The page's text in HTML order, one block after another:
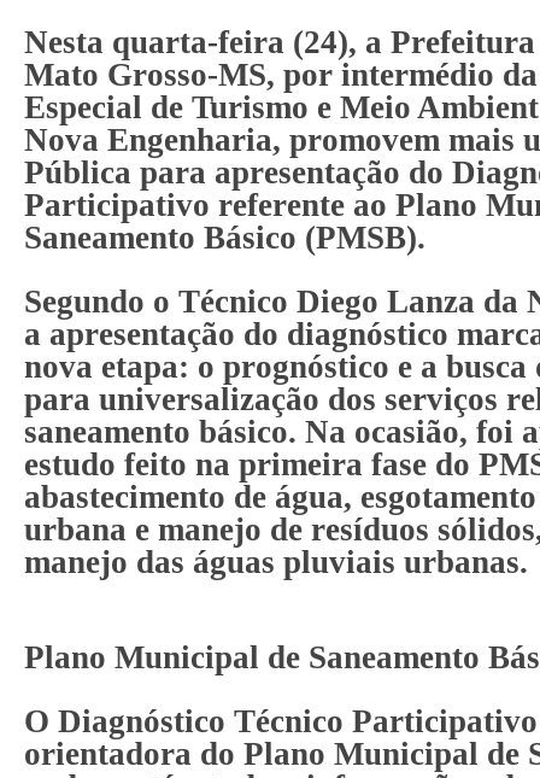
Nesta quarta-feira (24), a Prefeitura
Mato Grosso-MS, por intermédio da
Especial de Turismo e Meio
Nova Engenharia, promovem mais
Pública para apresentação do
Participativo referente ao Plano
Saneamento Básico (PMSB).
Segundo o Técnico Diego Lanza da
a apresentação do diagnóstico
nova etapa: o prognóstico e a
para universalização dos serviços
saneamento básico. Na ocasião, foi
estudo feito na primeira fase do
abastecimento de água,
urbana e manejo de resíduos
manejo das águas pluviais urbanas.
Plano Municipal de Saneamento
O Diagnóstico Técnico Participativo
orientadora do Plano Municipal de